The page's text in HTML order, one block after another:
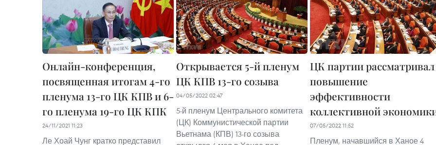
Онлайн-конференция,
посвященная итогам 4-го
пленума 13-го ЦК КПВ и 6-
го пленума 19-го ЦК КПК
24/11/2021 11:23
Ле Хоай Чунг кратко представил
Открывается 5-й пленум
ЦК КПВ 13-го созыва
04/05/2022 02:47
5-й пленум Центрального комитета
(ЦК) Коммунистической партии
Вьетнама (КПВ) 13-го созыва
ЦК партии рассматривал
повышение
эффективности
коллективной
07/05/2022 11:52
Пленум, начавшийся в Ханое 4